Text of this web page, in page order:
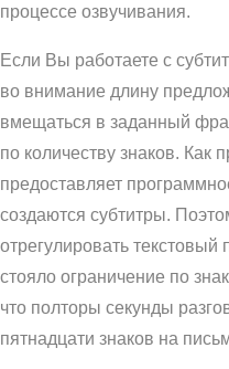
процессе озвучивания.
Если Вы работаете с
во внимание длину
вмещаться в заданный
по количеству знаков. Как
предоставляет
создаются субтитры.
отрегулировать
стояло ограничение по
что полторы секунды
пятнадцати знаков на